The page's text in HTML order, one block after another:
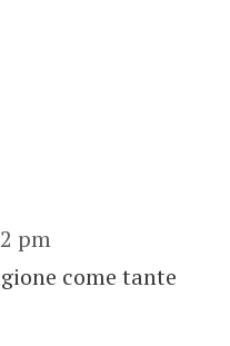
pm
come tante